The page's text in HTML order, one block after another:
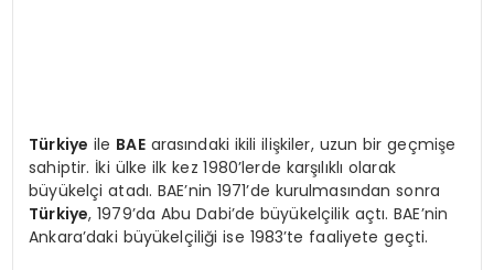
Türkiye ile BAEarasındaki ikili ilişkiler, uzun bir geçmişe
sahiptir. İki ülke ilk kez 1980’lerde karşılıklı olarak
büyükelçi atadı. BAE’nin 1971’de kurulmasından sonra
Türkiye, 1979’da Abu Dabi’de büyükelçilik açtı. BAE’nin
Ankara’daki büyükelçiliği ise 1983’te faaliyete geçti.